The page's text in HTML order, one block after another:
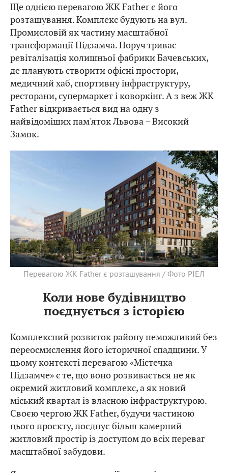
Ще однією перевагою ЖК Father є його
розташування. Комплекс будують на вул.
Промисловій як частину масштабної
трансформації Підзамча. Поруч триває
ревіталізація колишньої фабрики Бачевських,
де планують створити офісні простори,
медичний хаб, спортивну інфраструктуру,
ресторани, супермаркет і коворкінг. А з веж ЖК
Father відкривається вид на одну з
найвідоміших пам'яток Львова – Високий
Замок.
Перевагою ЖК Father є розташування / Фото РІЕЛ
Коли нове будівництво
поєднується з історією
Комплексний розвиток району неможливий без
переосмислення його історичної спадщини. У
цьому контексті перевагою «Містечка
Підзамче» є те, що воно розвивається не як
окремий житловий комплекс, а як новий
міський квартал із власною інфраструктурою.
Своєю чергою ЖК Father, будучи частиною
цього проєкту, поєднує більш камерний
житловий простір із доступом до всіх переваг
масштабної забудови.